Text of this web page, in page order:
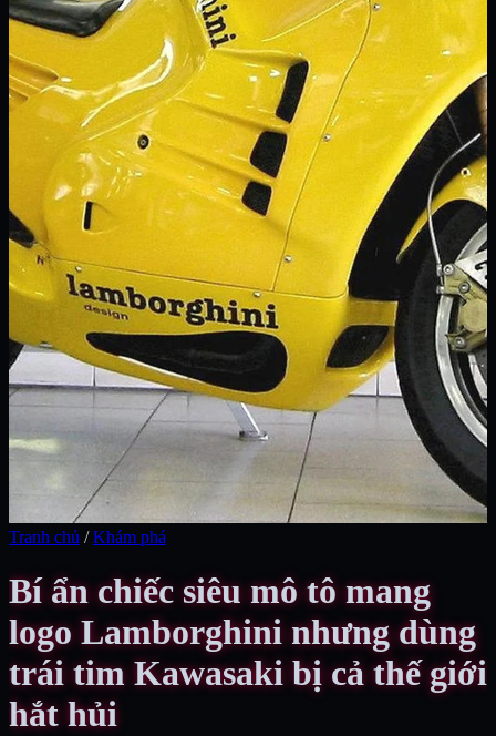
Tranh chủ / Khám phá
Bí ẩn chiếc siêu mô tô mang
logo Lamborghini nhưng dùng
trái tim Kawasaki bị cả thế giới
hắt hủi